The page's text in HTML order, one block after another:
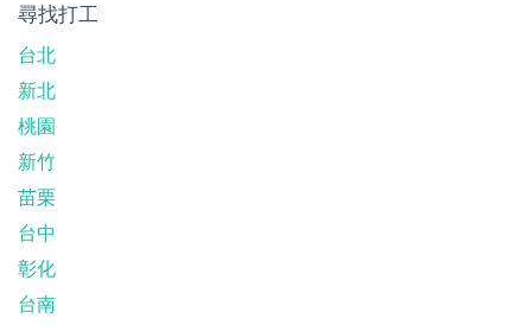
尋找打工
台北
新北
桃園
新竹
苗栗
台中
彰化
台南